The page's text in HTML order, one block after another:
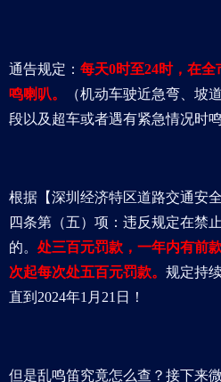
通告规定： 每天0时至24时，在
鸣喇叭。
（机动车驶近急弯、坡
段以及超车或者遇有紧急情况时
根据【深圳经济特区道路交通安
四条第（五）项：违反规定在禁
的。 处三百元罚款，一年内有前
次起每次处五百元罚款。 规定持
直到2024年1月21日！
但是乱鸣笛究竟怎么查？接下来